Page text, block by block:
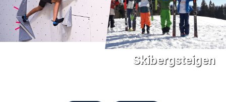
Skibergsteigen